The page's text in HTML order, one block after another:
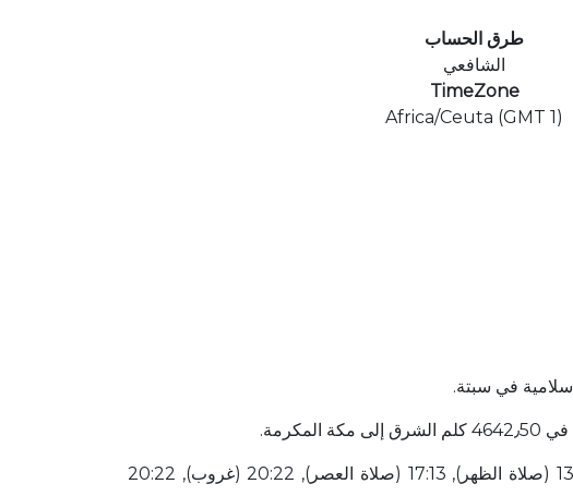
طرق الحساب
الشافعي
TimeZone
Africa/Ceuta (GMT 1)
في سبتة.
قائمة أوقات الصلاة لهذا اليوم 04:45 (شروق الشمس), 04:55 (صلاة الفجر), 06:32 (شروق الشمس), 13:27 (صلاة الظهر), 17:13 (صلاة العصر), 20:22 (غروب), 20:22